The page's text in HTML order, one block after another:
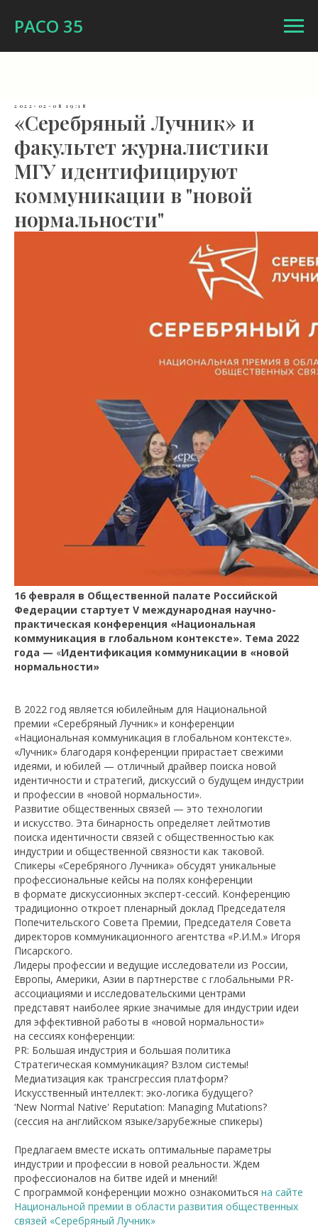
РАСО 35
2022-02-08 19:18
«Серебряный Лучник» и
факультет журналистики
МГУ идентифицируют
коммуникации в "новой
нормальности"
16 февраля в Общественной палате Российской
Федерации стартует V международная научно-
практическая конференция «Национальная
коммуникация в глобальном контексте». Тема 2022
года — «Идентификация коммуникации в «новой
нормальности»
В 2022 год является юбилейным для Национальной
премии «Серебряный Лучник» и конференции
«Национальная коммуникация в глобальном контексте».
«Лучник» благодаря конференции прирастает свежими
идеями, и юбилей — отличный драйвер поиска новой
идентичности и стратегий, дискуссий о будущем индустрии
и профессии в «новой нормальности».
Развитие общественных связей — это технологии
и искусство. Эта бинарность определяет лейтмотив
поиска идентичности связей с общественностью как
индустрии и общественной связности как таковой.
Спикеры «Серебряного Лучника» обсудят уникальные
профессиональные кейсы на полях конференции
в формате дискуссионных эксперт-сессий. Конференцию
традиционно откроет пленарный доклад Председателя
Попечительского Совета Премии, Председателя Совета
директоров коммуникационного агентства «Р.И.М.» Игоря
Писарского.
Лидеры профессии и ведущие исследователи из России,
Европы, Америки, Азии в партнерстве с глобальными PR-
ассоциациями и исследовательскими центрами
представят наиболее яркие значимые для индустрии идеи
для эффективной работы в «новой нормальности»
на сессиях конференции:
PR: Большая индустрия и большая политика
Стратегическая коммуникация? Взлом системы!
Медиатизация как трансгрессия платформ?
Искусственный интеллект: эко-логика будущего?
‘New Normal Native' Reputation: Managing Mutations?
(сессия на английском языке/зарубежные спикеры)
Предлагаем вместе искать оптимальные параметры
индустрии и профессии в новой реальности. Ждем
профессионалов на битве идей и мнений!
С программой конференции можно ознакомиться на сайте
Национальной премии в области развития общественных
связей «Серебряный Лучник»